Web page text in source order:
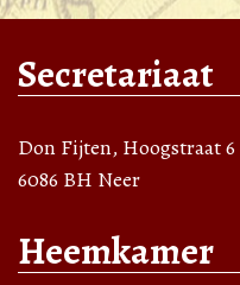
Secretariaat
Don Fijten, Hoogstraat 6
6086 BH Neer
Heemkamer